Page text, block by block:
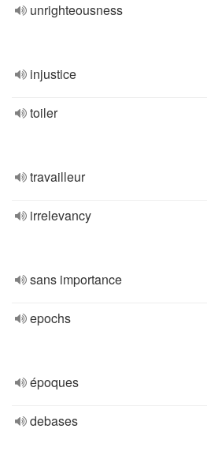
unrighteousness
injustice
toiler
travailleur
irrelevancy
sans importance
epochs
époques
debases